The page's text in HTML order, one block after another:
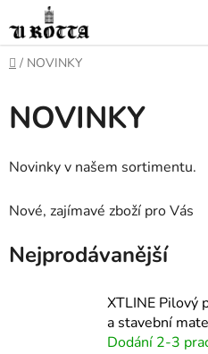
na
obsah
DOMŮ
/ NOVINKY
NOVINKY
Novinky v našem sortimentu.
Nové, zajímavé zboží pro Vás
Nejprodávanější
XTLINE Pilový
a stavební
Dodání 2-3